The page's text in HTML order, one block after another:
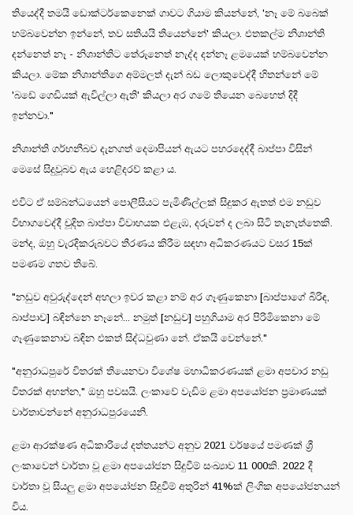
තියෙද්දී තමයි ඩොක්ටර්කෙනෙක් ගාවට ගියාම කියන්නේ, 'නෑ මේ බබෙක්
හම්බවෙන්න ඉන්නේ, තව සතියයි තියෙන්නේ' කියලා. එතකල්ම නිශාන්ති
දන්නෙත් නෑ - නිශාන්තිට තේරුනෙත් නැද්ද දන්නෑ ළමයෙක් හම්බවෙන්න
කියලා. මේක නිශාන්තිගෙ අම්මලත් දැන් බඩ ලොකුවෙද්දී හිතන්නේ මේ
'බඩේ ගෙඩියක් ඇවිල්ලා ඇති' කියලා අර ගමේ තියෙන බෙහෙත් දිදී
ඉන්නවා."
නිශාන්ති ගර්භනීබව දැනගත් දෙමාපියන් ඇයට පහරදෙද්දී බාප්පා විසින්
මෙසේ සිදුවූබව ඇය හෙළිදරව් කළා ය.
එවිට ඒ සම්බන්ධයෙන් පොලීසියට පැමිණිල්ලක් සිදුකර ඇතත් එම නඩුව
විභාගවෙද්දී චූදිත බාප්පා විවාහයක එළැඹ, දරුවන් ද ලබා සිටි තැනැත්තෙකි.
මන්ද, ඔහු වැරදිකරුබවට තීරණය කිරීම සඳහා අධිකරණයට වසර 15ක්
පමණම ගතව තිබේ.
"නඩුව අවුරුද්දෙන් අහලා ඉවර කළා නම් අර ගෑණුකෙනා [බාප්පාගේ බිරිඳ,
බාප්පාව] බඳින්නෙ නෑනේ... නමුත් [නඩුව] පහුගියාම අර පිරිමිකෙනා මේ
ගෑණුකෙනාව බඳින එකත් සිද්ධවුණා නේ. ඒකයි වෙන්නේ."
"අනුරාධපුරේ විතරක් තියෙනවා විශේෂ මහාධිකරණයක් ළමා අපචාර නඩු
විතරක් අහන්න," ඔහු පවසයි. ලංකාවේ වැඩිම ළමා අපයෝජන ප්‍රමාණයක්
වාර්තාවන්නේ අනුරාධපුරයෙනි.
ළමා ආරක්ෂණ අධිකාරියේ දත්තයන්ට අනුව 2021 වර්ෂයේ පමණක් ශ්‍රී
ලංකාවෙන් වාර්තා වූ ළමා අපයෝජන සිදුවීම් සංඛ්‍යාව 11 000කි. 2022 දී
වාර්තා වූ සියලු ළමා අපයෝජන සිදුවීම් අතුරින් 41%ක් ලිංගික අපයෝජනයන්
විය.